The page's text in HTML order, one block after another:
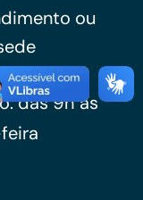
ou
das 9h às